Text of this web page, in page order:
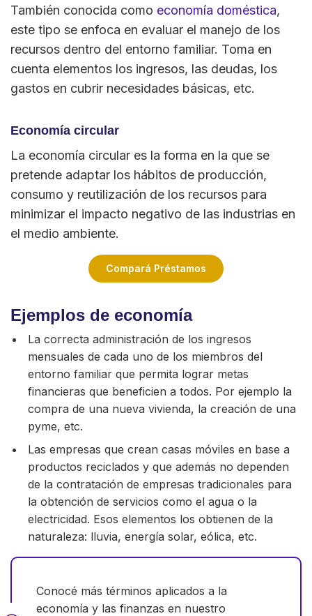
También conocida como economía doméstica,
este tipo se enfoca en evaluar el manejo de los
recursos dentro del entorno familiar. Toma en
cuenta elementos los ingresos, las deudas, los
gastos en cubrir necesidades básicas, etc.
Economía circular
La economía circular es la forma en la que se
pretende adaptar los hábitos de producción,
consumo y reutilización de los recursos para
minimizar el impacto negativo de las industrias en
el medio ambiente.
Compará Préstamos
Ejemplos de economía
La correcta administración de los ingresos
mensuales de cada uno de los miembros del
entorno familiar que permita lograr metas
financieras que beneficien a todos. Por ejemplo la
compra de una nueva vivienda, la creación de una
pyme, etc.
Las empresas que crean casas móviles en base a
productos reciclados y que además no dependen
de la contratación de empresas tradicionales para
la obtención de servicios como el agua o la
electricidad. Esos elementos los obtienen de la
naturaleza: lluvia, energía solar, eólica, etc.
Conocé más términos aplicados a la
economía y las finanzas en nuestro